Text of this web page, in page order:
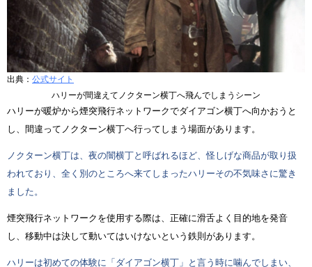
出典： 公式サイト
ハリーが間違えてノクターン横丁へ飛んでしまうシーン
ハリーが暖炉から煙突飛行ネットワークでダイアゴン横丁へ向かおうと
し、間違ってノクターン横丁へ行ってしまう場面があります。
ノクターン横丁は、夜の闇横丁と呼ばれるほど、怪しげな商品が取り扱
われており、全く別のところへ来てしまったハリーその不気味さに驚き
ました。
煙突飛行ネットワークを使用する際は、正確に滑舌よく目的地を発音
し、移動中は決して動いてはいけないという鉄則があります。
ハリーは初めての体験に「ダイアゴン横丁」と言う時に噛んでしまい、